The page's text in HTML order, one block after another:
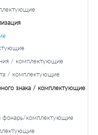
света
/ комплектующие
/ комплектующие
знака / комплектующие
фонарь/комплектующие
фонаря